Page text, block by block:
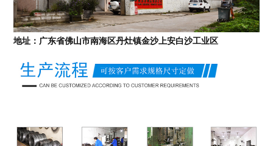
地址：广东省佛山市南海区丹灶镇金沙上安白沙工业区